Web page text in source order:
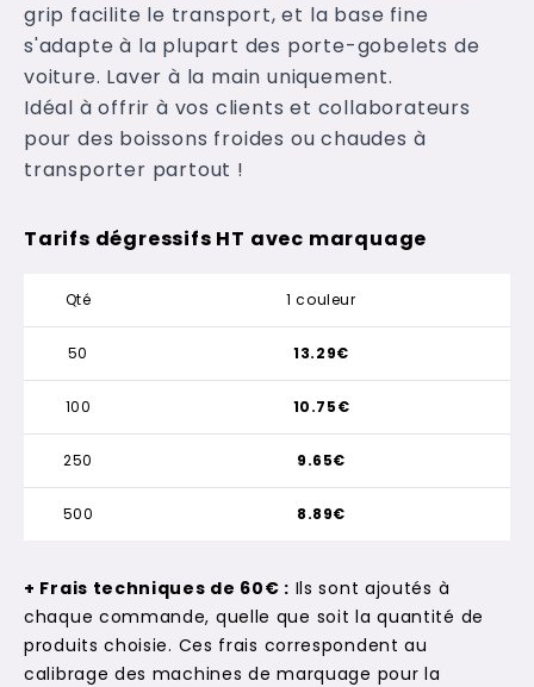
grip facilite le transport, et la base fine
s'adapte à la plupart des porte-gobelets de
voiture. Laver à la main uniquement.
Idéal à offrir à vos clients et collaborateurs
pour des boissons froides ou chaudes à
transporter partout !
Tarifs dégressifs HT avec marquage
Qté 1 couleur
50
100
250
500
13.29€
10.75€
9.65€
8.89€
+ Frais techniques de 60€ : Ils sont ajoutés à
chaque commande, quelle que soit la quantité de
produits choisie. Ces frais correspondent au
calibrage des machines de marquage pour la